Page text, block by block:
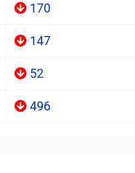
170
147
52
496